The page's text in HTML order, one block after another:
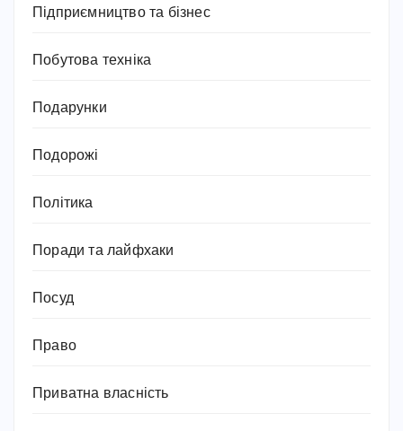
Підприємництво та бізнес
Побутова техніка
Подарунки
Подорожі
Політика
Поради та лайфхаки
Посуд
Право
Приватна власність